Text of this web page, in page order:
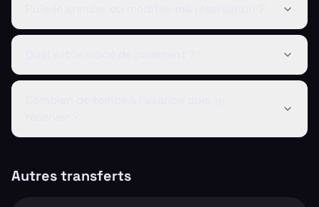
Autres transferts